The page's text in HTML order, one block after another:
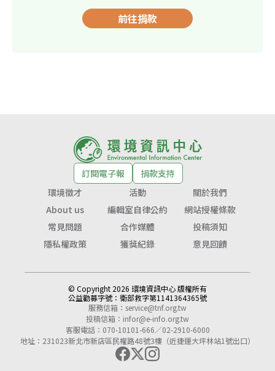
前往捐款
訂閱電子報
捐款支持
環境徵才
活動
關於我們
About us
編輯室自律公約
網站授權條款
常見問題
合作媒體
投稿須知
隱私權政策
獲獎紀錄 意見回饋
© Copyright 2026 環境資訊中心 版權所有
公益勸募字號： 衛部救字第1141364365號
服務信箱： service@tnf.org.tw
投稿信箱： infor@e-info.org.tw
客服電話：070-10101-666／02-2910-6000
地址：231023新北市新店區民權路48號3樓（近捷運大坪林站1號出口）